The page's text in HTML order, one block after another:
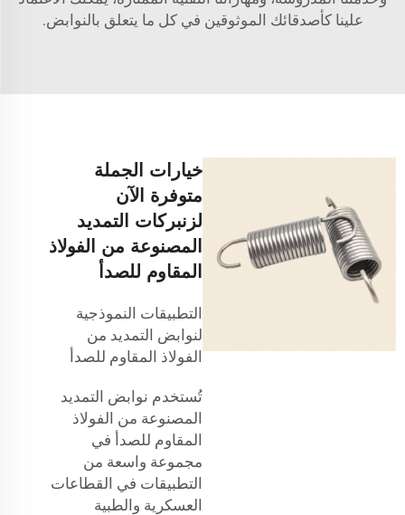
علينا كأصدقائك الموثوقين في كل ما يتعلق بالنوابض.
خيارات الجملة
متوفرة الآن
لزنبركات التمديد
المصنوعة من الفولاذ
المقاوم للصدأ
التطبيقات النموذجية
لنوابض التمديد من
الفولاذ المقاوم للصدأ
تُستخدم نوابض التمديد
المصنوعة من الفولاذ
المقاوم للصدأ في
مجموعة واسعة من
التطبيقات في القطاعات
العسكرية والطبية